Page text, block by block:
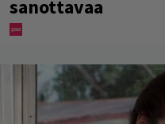
sanottavaa